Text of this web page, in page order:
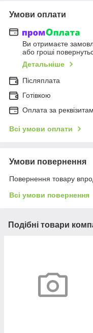
Умови оплати
Ви отримаєте
або гроші
Детальніше
Післяплата
Готівкою
Оплата за
Всі умови оплати
Умови повернення
Повернення товару
Всі умови повернення
Подібні товари